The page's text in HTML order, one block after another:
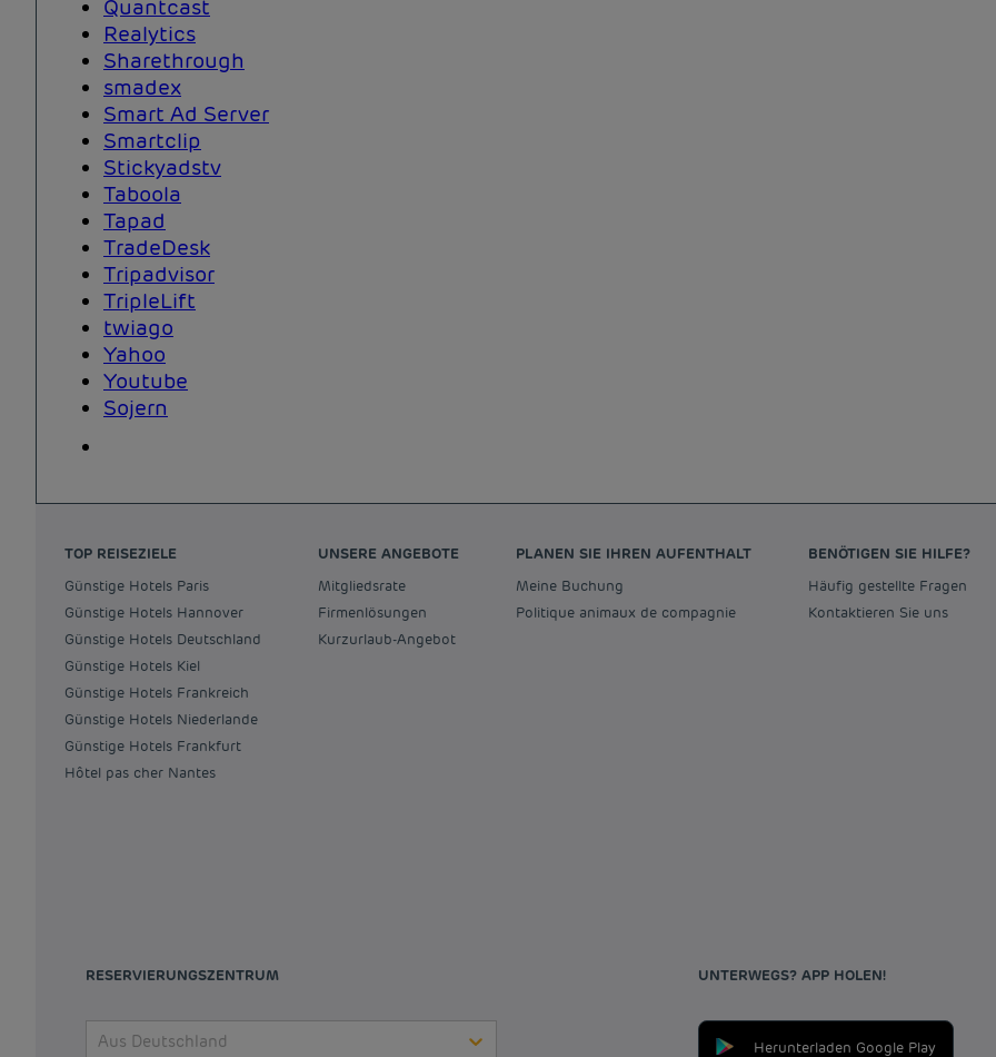
Quantcast
Realytics
Sharethrough
smadex
Smart Ad Server
Smartclip
Stickyadstv
Taboola
Tapad
TradeDesk
Tripadvisor
TripleLift
twiago
Yahoo
Youtube
Sojern
TOP REISEZIELE
Günstige Hotels Paris
Günstige Hotels Hannover
Günstige Hotels Deutschland
Günstige Hotels Kiel
Günstige Hotels Frankreich
Günstige Hotels Niederlande
Günstige Hotels Frankfurt
Hôtel pas cher Nantes
UNSERE ANGEBOTE
Mitgliedsrate
Firmenlösungen
Kurzurlaub-Angebot
PLANEN SIE IHREN AUFENTHALT
Meine Buchung
Politique animaux de compagnie
BENÖTIGEN SIE HILFE?
Häufig gestellte Fragen
Kontaktieren Sie uns
RESERVIERUNGSZENTRUM
Aus Deutschland
UNTERWEGS? APP HOLEN!
Herunterladen Google Play